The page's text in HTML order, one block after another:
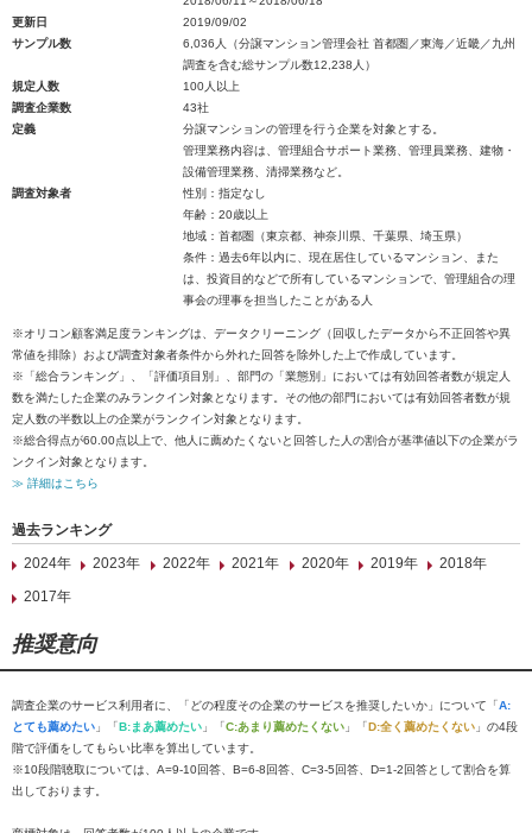
更新日
2019/09/02
サンプル数
6,036人（分譲マンション管理会社 首都圏／東海／近畿／九州
調査を含む総サンプル数12,238人）
規定人数
100人以上
調査企業数
43社
定義
分譲マンションの管理を行う企業を対象とする。
管理業務内容は、管理組合サポート業務、管理員業務、建物・
設備管理業務、清掃業務など。
調査対象者
性別：指定なし
年齢：20歳以上
地域：首都圏（東京都、神奈川県、千葉県、埼玉県）
条件：過去6年以内に、現在居住しているマンション、また
は、投資目的などで所有しているマンションで、管理組合の理
事会の理事を担当したことがある人
※オリコン顧客満足度ランキングは、データクリーニング（回収したデータから不正回答や異
常値を排除）および調査対象者条件から外れた回答を除外した上で作成しています。
※「総合ランキング」、「評価項目別」、部門の「業態別」においては有効回答者数が規定人
数を満たした企業のみランクイン対象となります。その他の部門においては有効回答者数が規
定人数の半数以上の企業がランクイン対象となります。
※総合得点が60.00点以上で、他人に薦めたくないと回答した人の割合が基準値以下の企業がラ
ンクイン対象となります。
≫ 詳細はこちら
過去ランキング
2024年
2023年 2022年 2021年 2020年 2019年
2018年
2017年
推奨意向
調査企業のサービス利用者に、「どの程度その企業のサービスを推奨したいか」について「A:
とても薦めたい 」「B:まあ薦めたい 」「C:あまり薦めたくない 」「D:全く薦めたくない 」の4段
階で評価をしてもらい比率を算出しています。
※10段階聴取については、A=9-10回答、B=6-8回答、C=3-5回答、D=1-2回答として割合を算
出しております。